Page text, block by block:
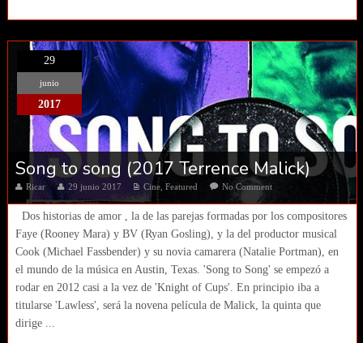
29
junio
2017
Song to song (2017 Terrence Malick)
Ricar 29 junio 2017 Cine, Featured No Comment
Dos historias de amor , la de las parejas formadas por los compositores
Faye (Rooney Mara) y BV (Ryan Gosling), y la del productor musical
Cook (Michael Fassbender) y su novia camarera (Natalie Portman), en
el mundo de la música en Austin, Texas. 'Song to Song' se empezó a
rodar en 2012 casi a la vez de 'Knight of Cups'. En principio iba a
titularse 'Lawless', será la novena película de Malick, la quinta que
dirige ...